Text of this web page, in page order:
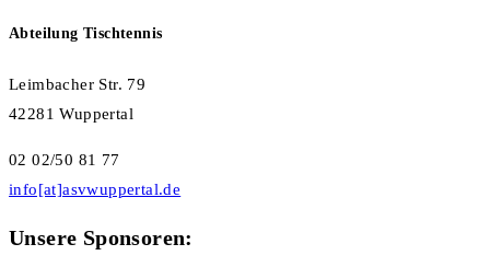
Abteilung Tischtennis
Leimbacher Str. 79
42281 Wuppertal
02 02/50 81 77
info[at]asvwuppertal.de
Unsere Sponsoren: